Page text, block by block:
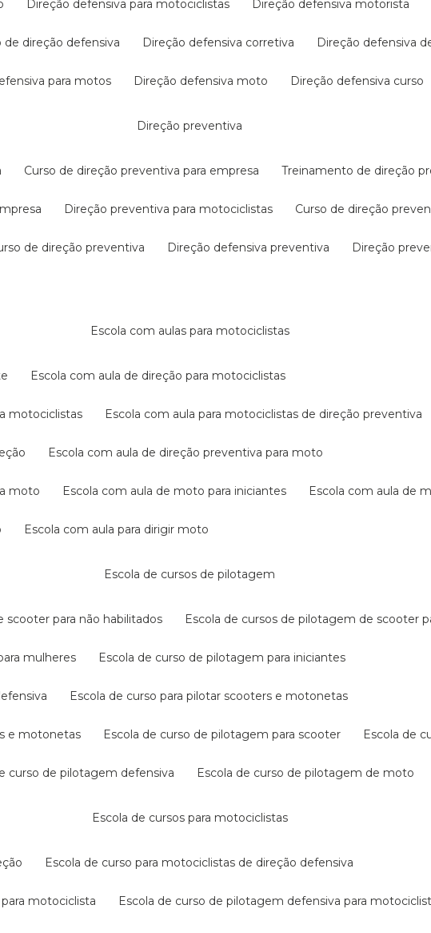
direção defensiva para motociclistas direção defensiva motorista
de direção defensiva direção defensiva corretiva direção defensiva
para motos direção defensiva moto direção defensiva curso
direção preventiva
curso de direção preventiva para empresa treinamento de direção
direção preventiva para motociclistas curso de direção
de direção preventiva direção defensiva preventiva direção
escola com aulas para motociclistas
escola com aula de direção para motociclistas
motociclistas escola com aula para motociclistas de direção preventiva
escola com aula de direção preventiva para moto
moto escola com aula de moto para iniciantes escola com aula de
escola com aula para dirigir moto
escola de cursos de pilotagem
scooter para não habilitados escola de cursos de pilotagem de scooter
mulheres escola de curso de pilotagem para iniciantes
escola de curso para pilotar scooters e motonetas
e motonetas escola de curso de pilotagem para scooter escola de
curso de pilotagem defensiva escola de curso de pilotagem de moto
escola de cursos para motociclistas
escola de curso para motociclistas de direção defensiva
motociclista escola de curso de pilotagem defensiva para